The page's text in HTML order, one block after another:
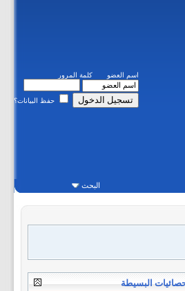
اسم العضو كلمة المرور
حفظ البيانات؟
البحث
البسيطة